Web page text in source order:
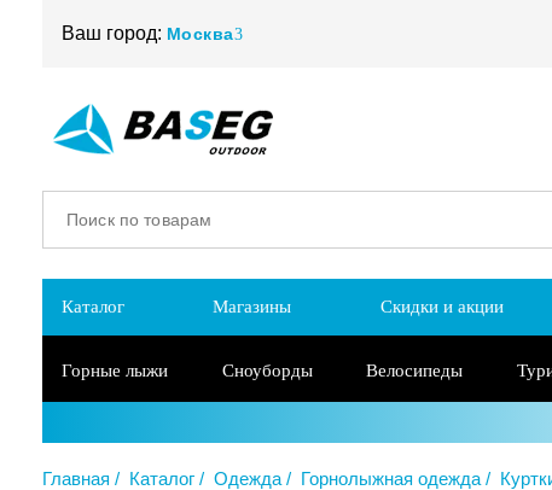
Ваш город: Москва
Каталог Магазины Скидки и акции
Горные лыжи Сноуборды Велосипеды
Главная Каталог Одежда Горнолыжная одежда